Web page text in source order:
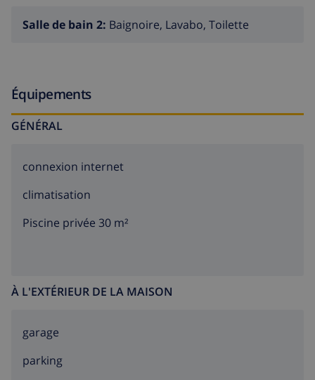
Salle de bain 2: Baignoire, Lavabo, Toilette
Équipements
GÉNÉRAL
connexion internet
climatisation
Piscine privée 30 m²
À L'EXTÉRIEUR DE LA MAISON
garage
parking